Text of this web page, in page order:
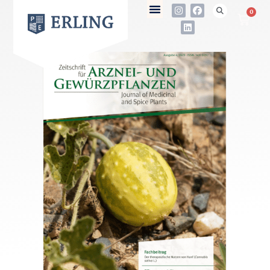
0
Name
E-Mail
not found